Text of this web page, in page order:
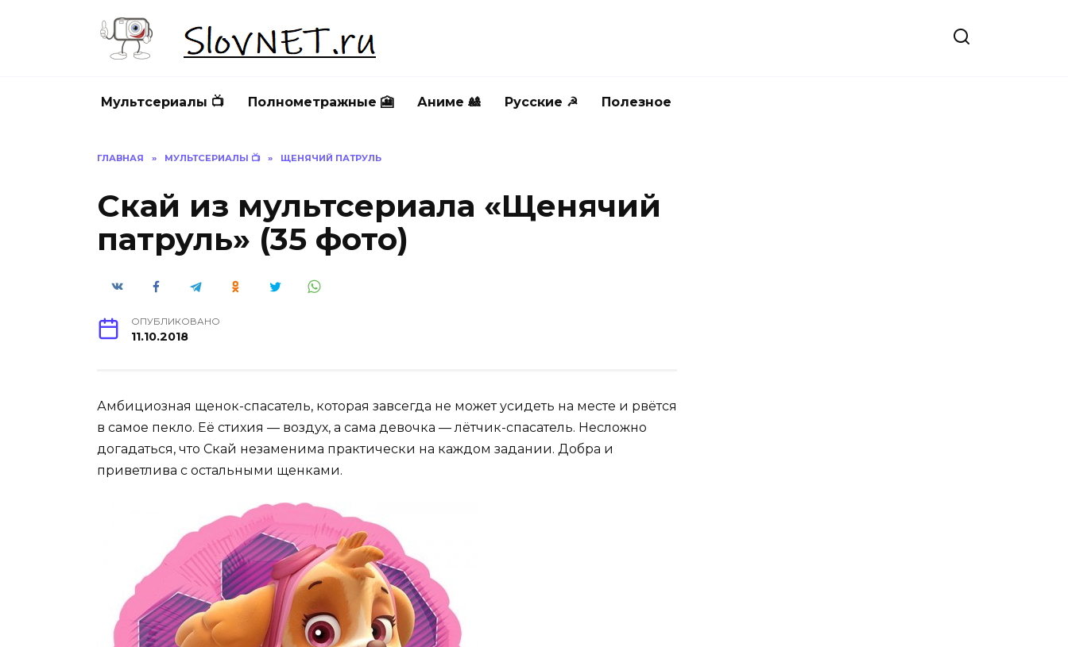
Мультсериалы 📺 Полнометражные 🎦 Аниме 🎎 Русские ☭ Полезное
ГЛАВНАЯ » МУЛЬТСЕРИАЛЫ 📺 » ЩЕНЯЧИЙ ПАТРУЛЬ
Скай из мультсериала «Щенячий
патруль» (35 фото)
ОПУБЛИКОВАНО
11.10.2018
Амбициозная щенок-спасатель, которая завсегда не может усидеть на месте и рвётся
в самое пекло. Её стихия — воздух, а сама девочка — лётчик-спасатель. Несложно
догадаться, что Скай незаменима практически на каждом задании. Добра и
приветлива с остальными щенками.